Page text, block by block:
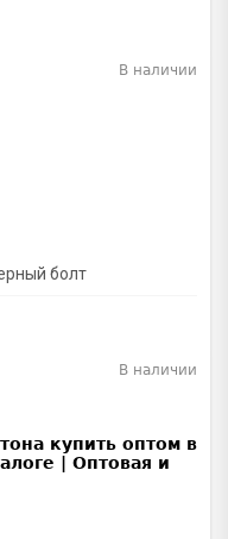
болт
В наличии
В наличии